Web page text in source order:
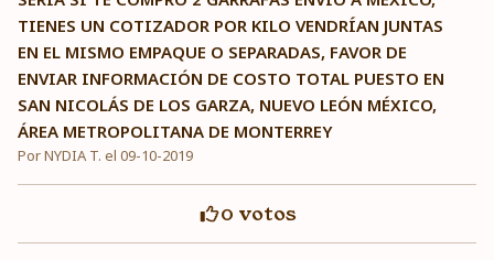
TIENES UN COTIZADOR POR KILO VENDRÍAN JUNTAS
EN EL MISMO EMPAQUE O SEPARADAS, FAVOR DE
ENVIAR INFORMACIÓN DE COSTO TOTAL PUESTO EN
SAN NICOLÁS DE LOS GARZA, NUEVO LEÓN MÉXICO,
ÁREA METROPOLITANA DE MONTERREY
Por NYDIA T. el 09-10-2019
0 votos